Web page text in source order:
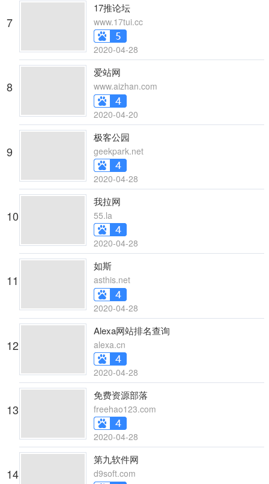
7
17推论坛
www.17tui.cc
2020-04-28
8
爱站网
www.aizhan.com
2020-04-20
9
极客公园
geekpark.net
2020-04-28
10
我拉网
55.la
2020-04-28
11
如斯
asthis.net
2020-04-28
12
Alexa网站排名查询
alexa.cn
2020-04-28
13
免费资源部落
freehao123.com
2020-04-28
14
第九软件网
d9soft.com